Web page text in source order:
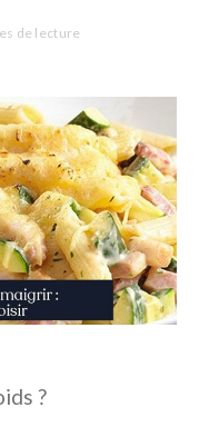
de lecture
?